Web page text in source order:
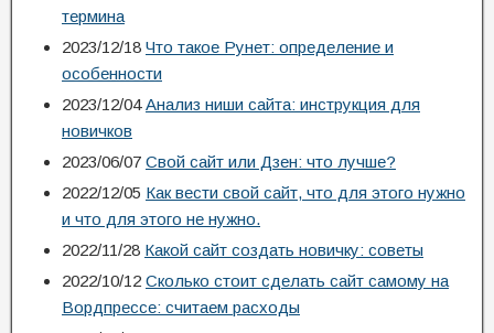
термина
2023/12/18 Что такое Рунет: определение и
особенности
2023/12/04 Анализ ниши сайта: инструкция для
новичков
2023/06/07 Свой сайт или Дзен: что лучше?
2022/12/05 Как вести свой сайт, что для этого нужно
и что для этого не нужно.
2022/11/28 Какой сайт создать новичку: советы
2022/10/12 Сколько стоит сделать сайт самому на
Вордпрессе: считаем расходы